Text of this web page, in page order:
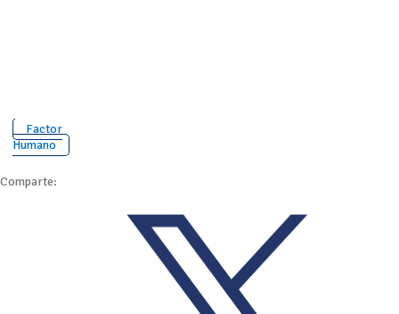
Factor
Humano
Comparte: